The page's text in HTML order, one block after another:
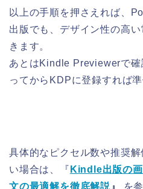
以上の手順を押さえれば、
出版でも、デザイン性の高
きます。
あとはKindle Previewerで確
ってからKDPに登録すれば準
具体的なピクセル数や推奨
い場合は、『 Kindle出版の
文の最適解を徹底解説 』
を